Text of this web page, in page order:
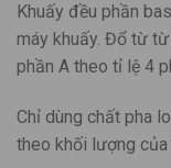
Khuấy đều phần
máy khuấy. Đổ từ
phần A theo tỉ lệ 4
Chỉ dùng chất pha
theo khối lượng của